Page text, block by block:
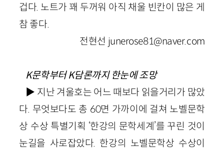
겁다. 노트가 꽤 두꺼워 아직 채울 빈칸이 많은 게
참 좋다.
전현선 junerose81@naver.com
K문학부터 K담론까지 한눈에 조망
▶ 지난 겨울호는 어느 때보다 읽을거리가 많았
다. 무엇보다도 총 60면 가까이에 걸쳐 노벨문학
상 수상 특별기획 ‘한강의 문학세계’를 꾸린 것이
눈길을 사로잡았다. 한강의 노벨문학상 수상이